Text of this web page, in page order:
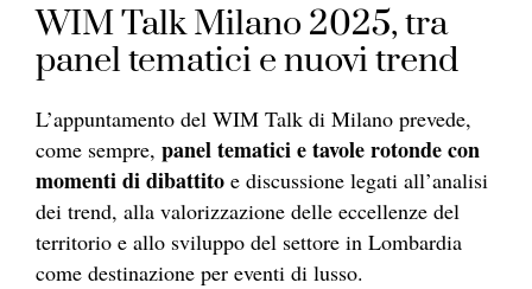
WIM Talk Milano 2025, tra
panel tematici e nuovi trend
L’appuntamento del WIM Talk di Milano prevede,
come sempre, panel tematici e tavole rotonde con
momenti di dibattito e discussione legati all’analisi
dei trend, alla valorizzazione delle eccellenze del
territorio e allo sviluppo del settore in Lombardia
come destinazione per eventi di lusso.